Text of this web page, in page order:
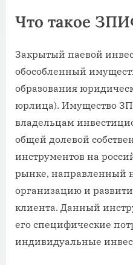
Что такое
Закрытый паевой
обособленный
образования
юрлица). Имущество
владельцам
общей долевой
инструментов на
рынке, направленный
организацию и
клиента. Данный
его специфические
индивидуальные